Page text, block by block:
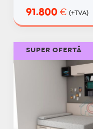
91.800 € (+TVA)
SUPER OFERTĂ